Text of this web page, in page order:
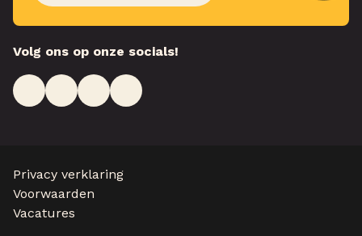
Volg ons op onze socials!
Privacy verklaring
Voorwaarden
Vacatures